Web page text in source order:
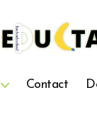
Contact